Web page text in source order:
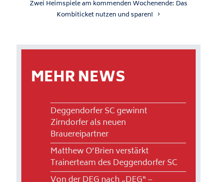
Zwei Heimspiele am kommenden Wochenende: Das
Kombiticket nutzen und sparen!
MEHR NEWS
Deggendorfer SC gewinnt
Zirndorfer als neuen
Brauereipartner
Matthew O’Brien verstärkt
Trainerteam des Deggendorfer SC